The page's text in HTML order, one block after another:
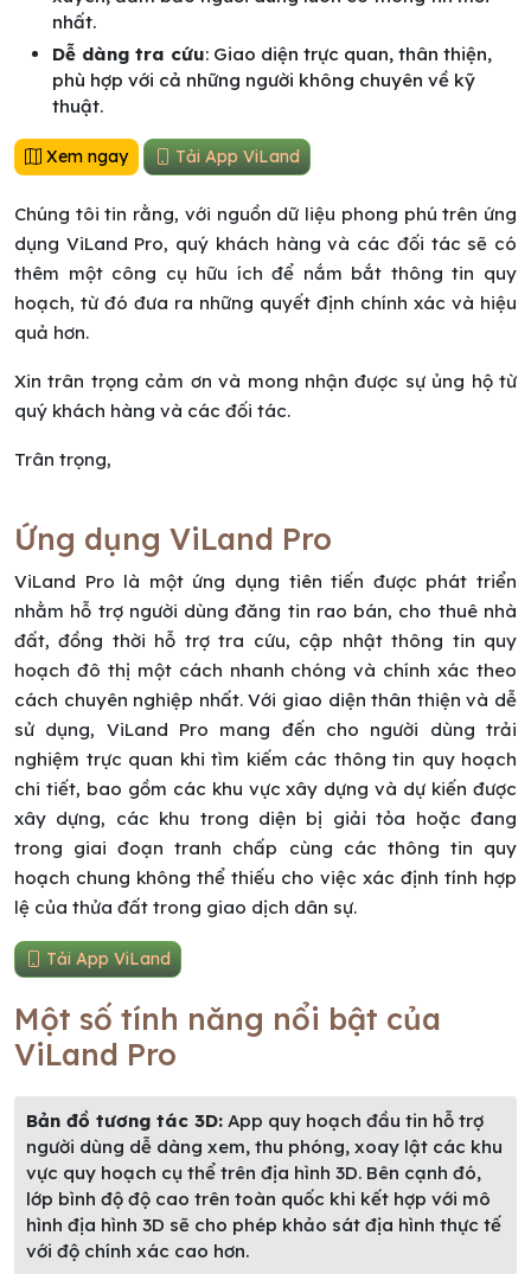
nhất.
Dễ dàng tra cứu: Giao diện trực quan, thân thiện,
phù hợp với cả những người không chuyên về kỹ
thuật.
Xem ngay Tải App ViLand
Chúng tôi tin rằng, với nguồn dữ liệu phong phú trên ứng
dụng ViLand Pro, quý khách hàng và các đối tác sẽ có
thêm một công cụ hữu ích để nắm bắt thông tin quy
hoạch, từ đó đưa ra những quyết định chính xác và hiệu
quả hơn.
Xin trân trọng cảm ơn và mong nhận được sự ủng hộ từ
quý khách hàng và các đối tác.
Trân trọng,
Ứng dụng ViLand Pro
ViLand Pro là một ứng dụng tiên tiến được phát triển
nhằm hỗ trợ người dùng đăng tin rao bán, cho thuê nhà
đất, đồng thời hỗ trợ tra cứu, cập nhật thông tin quy
hoạch đô thị một cách nhanh chóng và chính xác theo
cách chuyên nghiệp nhất. Với giao diện thân thiện và dễ
sử dụng, ViLand Pro mang đến cho người dùng trải
nghiệm trực quan khi tìm kiếm các thông tin quy hoạch
chi tiết, bao gồm các khu vực xây dựng và dự kiến được
xây dựng, các khu trong diện bị giải tỏa hoặc đang
trong giai đoạn tranh chấp cùng các thông tin quy
hoạch chung không thể thiếu cho việc xác định tính hợp
lệ của thửa đất trong giao dịch dân sự.
Tải App ViLand
Một số tính năng nổi bật của
ViLand Pro
Bản đồ tương tác 3D: App quy hoạch đầu tin hỗ trợ
người dùng dễ dàng xem, thu phóng, xoay lật các khu
vực quy hoạch cụ thể trên địa hình 3D. Bên cạnh đó,
lớp bình độ độ cao trên toàn quốc khi kết hợp với mô
hình địa hình 3D sẽ cho phép khảo sát địa hình thực tế
với độ chính xác cao hơn.